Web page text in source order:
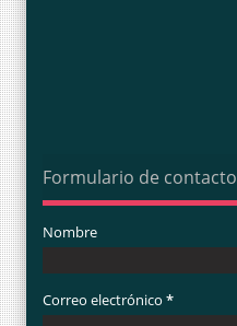
Formulario de contacto
Nombre
Correo electrónico *